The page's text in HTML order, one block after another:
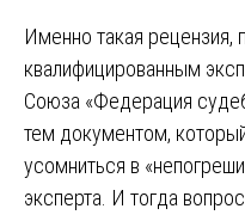
Именно такая рецензия,
квалифицированным
Союза «Федерация
тем документом,
усомниться в
эксперта. И тогда вопрос